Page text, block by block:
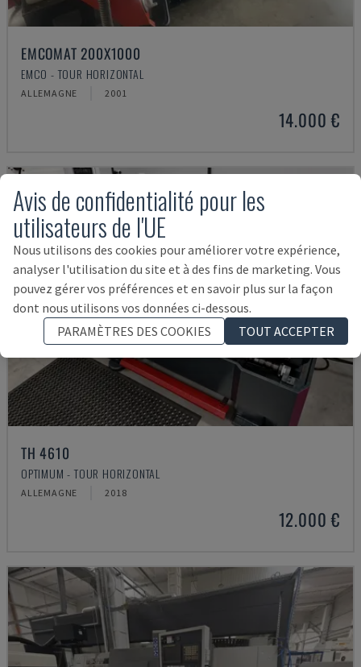
EMCOMAT 200X1000
EMCO - TOUR HORIZONTAL
ALLEMAGNE 2001
14.000 €
TH 4610
OPTIMUM - TOUR HORIZONTAL
ALLEMAGNE 2018
12.000 €
Avis de confidentialité pour les
utilisateurs de l'UE
Nous utilisons des cookies pour améliorer votre expérience,
analyser l'utilisation du site et à des fins de marketing. Vous
pouvez gérer vos préférences et en savoir plus sur la façon
dont nous utilisons vos données ci-dessous.
PARAMÈTRES DES COOKIES
TOUT ACCEPTER